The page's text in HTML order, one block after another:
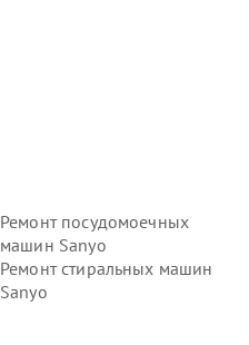
Ремонт посудомоечных
машин Sanyo
Ремонт стиральных машин
Sanyo